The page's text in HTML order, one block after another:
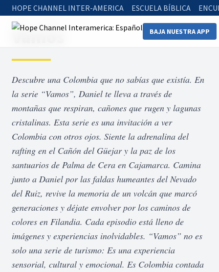
HOPE CHANNEL INTER-AMERICA ESCUELA BÍBLICA
BAJA NUESTRA APP
Home
Vamos
Descubre una Colombia que no sabías que existía. En
la serie “Vamos”, Daniel te lleva a través de
montañas que respiran, cañones que rugen y lagunas
cristalinas. Esta serie es una invitación a ver
Colombia con otros ojos. Siente la adrenalina del
rafting en el Cañón del Güejar y la paz de los
santuarios de Palma de Cera en Cajamarca. Camina
junto a Daniel por las faldas humeantes del Nevado
del Ruiz, revive la memoria de un volcán que marcó
generaciones y déjate envolver por los caminos de
colores en Filandia. Cada episodio está lleno de
imágenes y experiencias inolvidables. “Vamos” no es
solo una serie de turismo: Es una experiencia
sensorial, cultural y emocional. Es Colombia contada